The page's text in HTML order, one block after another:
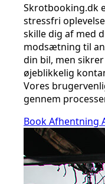
Skrotbooking.dk
stressfri
skille dig af med
modsætning til
din bil, men
øjeblikkelig
Vores
gennem
Book Afhentning